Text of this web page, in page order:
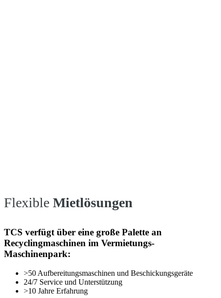
Flexible Mietlösungen
TCS verfügt über eine große Palette an
Recyclingmaschinen im Vermietungs-
Maschinenpark:
>50 Aufbereitungsmaschinen und Beschickungsgeräte
24/7 Service und Unterstützung
>10 Jahre Erfahrung